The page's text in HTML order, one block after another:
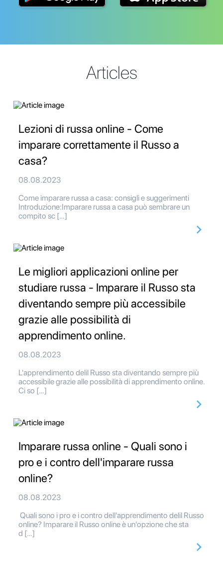
Articles
Lezioni di russa online - Come
imparare correttamente il Russo a
casa?
08.08.2023
Come imparare russa a casa: consigli e suggerimenti
Introduzione:Imparare russa a casa può sembrare un
compito sc […]
Le migliori applicazioni online per
studiare russa - Imparare il Russo sta
diventando sempre più accessibile
grazie alle possibilità di
apprendimento online.
08.08.2023
L'apprendimento delil Russo sta diventando sempre più
accessibile grazie alle possibilità di apprendimento online.
Ci so […]
Imparare russa online - Quali sono i
pro e i contro dell'imparare russa
online?
08.08.2023
Quali sono i pro e i contro dell'apprendimento delil Russo
online? Imparare il Russo online è un'opzione che sta
d […]